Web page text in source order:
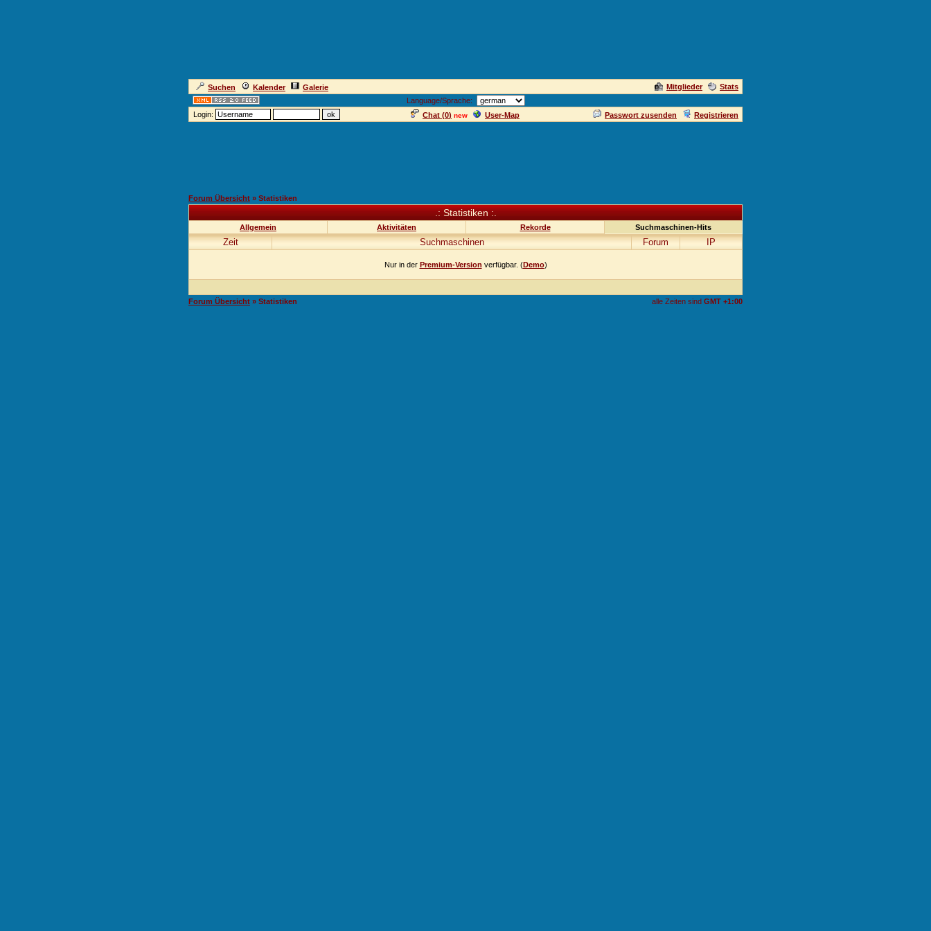
Suchen Kalender Galerie Mitglieder
Stats
Language/Sprache:
Login:
Chat (0) new User-Map Passwort zusenden Registrieren
Forum Übersicht » Statistiken
.: Statistiken :.
Allgemein Aktivitäten Rekorde Suchmaschinen-Hits
Zeit Suchmaschinen Forum IP
Nur in der Premium-Version verfügbar. (Demo)
Forum Übersicht » Statistiken alle Zeiten sind GMT +1:00